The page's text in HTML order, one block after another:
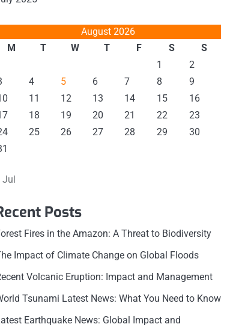
August 2026
M
T W T F S
S
1
2
4 5 6 7 8
9
11 12 13 14 15
16
18 19 20 21 22
23
25 26 27 28 29
30
Jul
Posts
Fires in the Amazon: A Threat to Biodiversity
Impact of Climate Change on Global Floods
Volcanic Eruption: Impact and Management
Tsunami Latest News: What You Need to Know
Earthquake News: Global Impact and